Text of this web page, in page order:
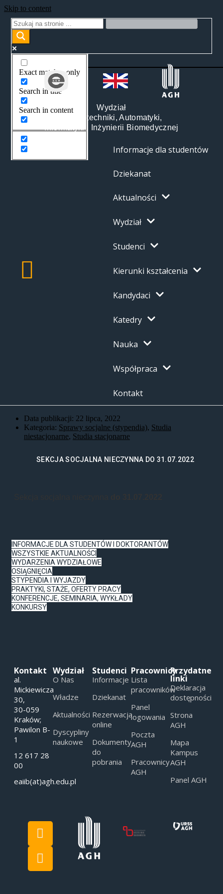
Skip to content
Exact matches only
Search in title
Search in content
Wydział
Elektrotechniki, Automatyki,
Informatyki i Inżynierii Biomedycznej
Informacje dla studentów
Dziekanat
Aktualności
Wydział
Studenci
Kierunki kształcenia
Kandydaci
Katedry
Nauka
Współpraca
Kontakt
Data publikacji: 22 lipca, 2022
Kategoria: Sprawy socjalne (stypendia), Studia
niestacjonarne, Studia stacjonarne
SEKCJA SOCJALNA NIECZYNNA DO 31.07.2022
INFORMACJE DLA STUDENTÓW I DOKTORANTÓW
WSZYSTKIE AKTUALNOŚCI
WYDARZENIA WYDZIAŁOWE
OSIĄGNIĘCIA
STYPENDIA I WYJAZDY
PRAKTYKI, STAŻE, OFERTY PRACY
KONFERENCJE, SEMINARIA, WYKŁADY
KONKURSY
Kontakt
al.
Mickiewicza
30,
30-059
Kraków;
Pawilon B-
1
12 617 28
00
eaiib(at)agh.edu.pl
Wydział
O Nas
Władze
Aktualności
Dyscypliny
naukowe
Studenci
Informacje
Dziekanat
Rezerwacja
online
Dokumenty
do
pobrania
Pracownicy
Lista
pracowników
Panel
logowania
Poczta
AGH
Pracownicy
AGH
Przydatne
linki
Deklaracja
dostępności
Strona
AGH
Mapa
Kampus
AGH
Panel AGH